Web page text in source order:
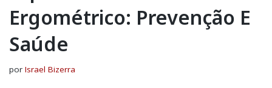
Ergométrico: Prevenção E
Saúde
por Israel Bizerra